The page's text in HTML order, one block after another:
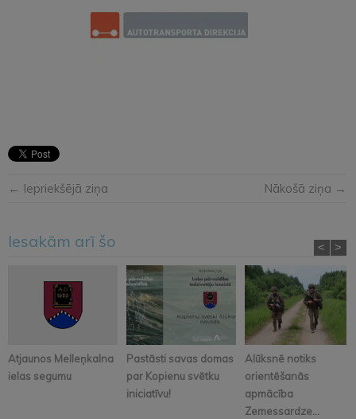
← Iepriekšējā ziņa Nākošā ziņa →
Iesakām arī šo
Atjaunos Melleņkalna
ielas segumu
Pastāsti savas domas
par Kopienu svētku
iniciatīvu!
Alūksnē notiks
orientēšanās
apmācība
Zemessardze...
< >